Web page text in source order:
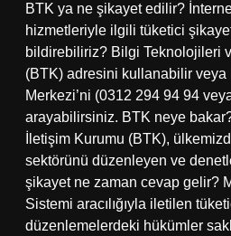
BTK ya ne şikayet edilir?
hizmetleriyle ilgili tüketici
bildirebiliriz? Bilgi Teknolojileri
(BTK) adresini kullanabilir
Merkezi’ni (0312 294 94 94
arayabilirsiniz. BTK neye
İletişim Kurumu (BTK),
sektörünü düzenleyen ve
şikayet ne zaman cevap gelir?
Sistemi aracılığıyla iletilen
düzenlemelerdeki hükümler